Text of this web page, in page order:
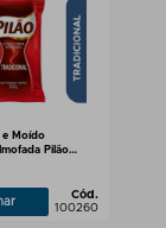
e Moído
Pilão
Cód.
100260